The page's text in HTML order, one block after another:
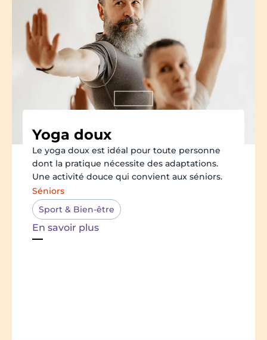
Yoga doux
Le yoga doux est idéal pour toute personne
dont la pratique nécessite des adaptations.
Une activité douce qui convient aux séniors.
Séniors
Sport & Bien-être
En savoir plus